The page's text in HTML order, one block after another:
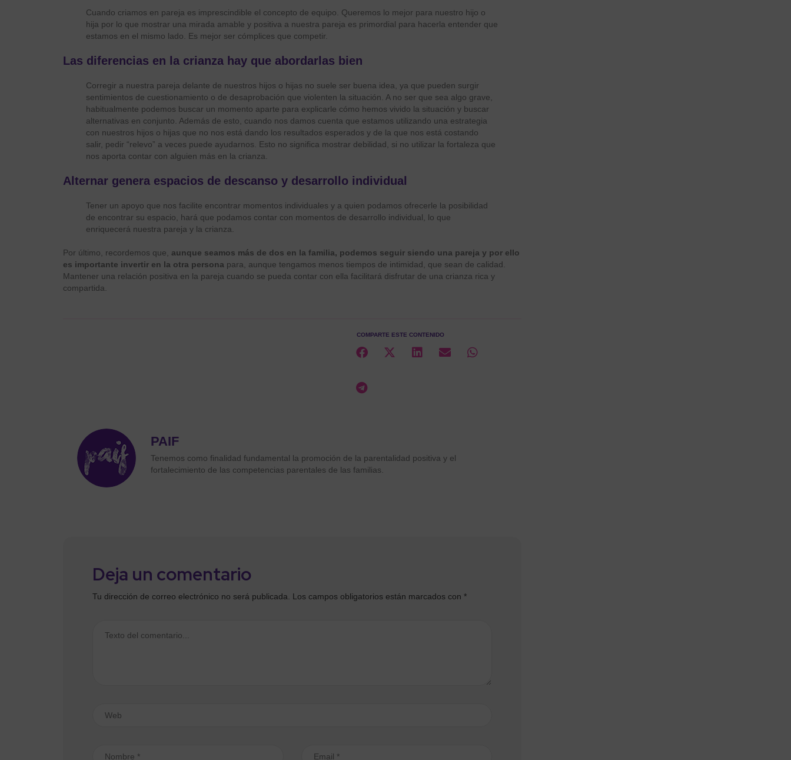
Cuando criamos en pareja es imprescindible el concepto de equipo. Queremos lo mejor para nuestro hijo o
hija por lo que mostrar una mirada amable y positiva a nuestra pareja es primordial para hacerla entender que
estamos en el mismo lado. Es mejor ser cómplices que competir.
Las diferencias en la crianza hay que abordarlas bien
Corregir a nuestra pareja delante de nuestros hijos o hijas no suele ser buena idea, ya que pueden surgir
sentimientos de cuestionamiento o de desaprobación que violenten la situación. A no ser que sea algo grave,
habitualmente podemos buscar un momento aparte para explicarle cómo hemos vivido la situación y buscar
alternativas en conjunto. Además de esto, cuando nos damos cuenta que estamos utilizando una estrategia
con nuestros hijos o hijas que no nos está dando los resultados esperados y de la que nos está costando
salir, pedir “relevo” a veces puede ayudarnos. Esto no significa mostrar debilidad, si no utilizar la fortaleza que
nos aporta contar con alguien más en la crianza.
Alternar genera espacios de descanso y desarrollo individual
Tener un apoyo que nos facilite encontrar momentos individuales y a quien podamos ofrecerle la posibilidad
de encontrar su espacio, hará que podamos contar con momentos de desarrollo individual, lo que
enriquecerá nuestra pareja y la crianza.
Por último, recordemos que, aunque seamos más de dos en la familia, podemos seguir siendo una pareja y por ello
es importante invertir en la otra persona para, aunque tengamos menos tiempos de intimidad, que sean de calidad.
Mantener una relación positiva en la pareja cuando se pueda contar con ella facilitará disfrutar de una crianza rica y
compartida.
COMPARTE ESTE CONTENIDO
PAIF
Tenemos como finalidad fundamental la promoción de la parentalidad positiva y el
fortalecimiento de las competencias parentales de las familias.
Deja un comentario
Tu dirección de correo electrónico no será publicada. Los campos obligatorios están marcados con *